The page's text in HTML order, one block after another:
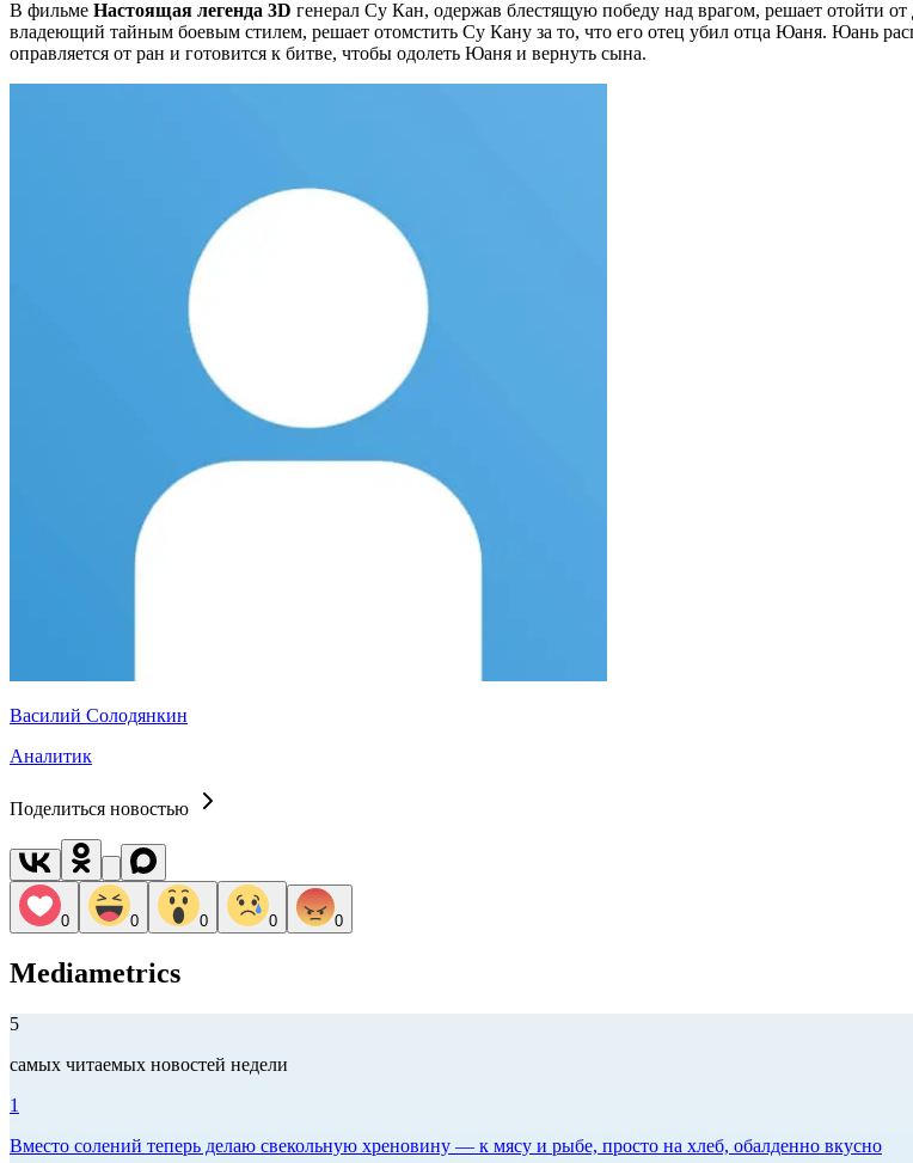
В фильме Настоящая легенда 3D генерал Су Кан, одержав блестящую победу над врагом, решает отойти
владеющий тайным боевым стилем, решает отомстить Су Кану за то, что его отец убил отца Юаня. Юань
оправляется от ран и готовится к битве, чтобы одолеть Юаня и вернуть сына.
Василий Солодянкин
Аналитик
Поделиться новостью
0 0 0 0 0
Mediametrics
5
самых читаемых новостей недели
1
Вместо солений теперь делаю свекольную хреновину — к мясу и рыбе, просто на хлеб, обалденно вкусно